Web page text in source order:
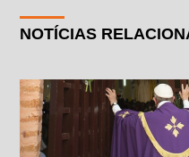
NOTÍCIAS